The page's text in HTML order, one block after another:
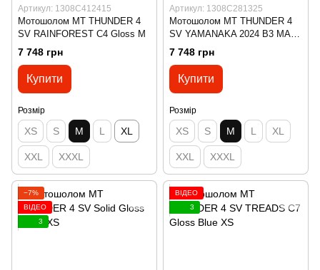
Артикул: 1308C412415
Мотошолом MT THUNDER 4
SV RAINFOREST C4 Gloss M
7 748 грн
Купити
Розмір
XS S M L XL
XXL XXXL
Артикул: 1308C281325
Мотошолом MT THUNDER 4
SV YAMANAKA 2024 B3 MATT
M
7 748 грн
Купити
Розмір
XS S M L XL
XXL XXXL
−7%
ВІДЕО
3
ВІДЕО
3